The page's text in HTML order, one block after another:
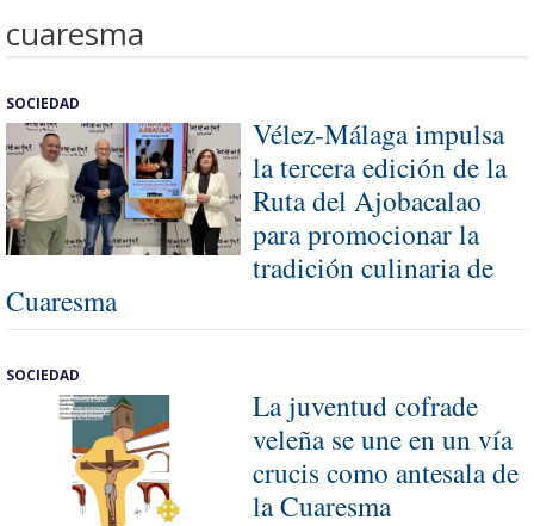
cuaresma
SOCIEDAD
Vélez-Málaga impulsa
la tercera edición de la
Ruta del Ajobacalao
para promocionar la
tradición culinaria de
Cuaresma
SOCIEDAD
La juventud cofrade
veleña se une en un vía
crucis como antesala de
la Cuaresma